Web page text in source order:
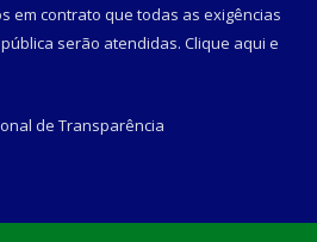
em contrato que todas as exigências
serão atendidas. Clique aqui e
de Transparência